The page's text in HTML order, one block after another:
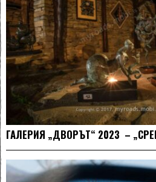
ГАЛЕРИЯ „ДВОРЪТ“ 2023 –